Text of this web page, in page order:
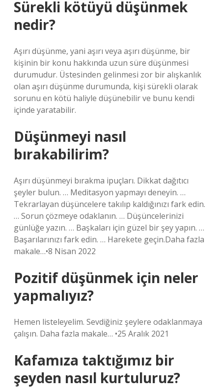
Sürekli kötüyü düşünmek
nedir?
Aşırı düşünme, yani aşırı veya aşırı düşünme, bir
kişinin bir konu hakkında uzun süre düşünmesi
durumudur. Üstesinden gelinmesi zor bir alışkanlık
olan aşırı düşünme durumunda, kişi sürekli olarak
sorunu en kötü haliyle düşünebilir ve bunu kendi
içinde yaratabilir.
Düşünmeyi nasıl
bırakabilirim?
Aşırı düşünmeyi bırakma ipuçları. Dikkat dağıtıcı
şeyler bulun. … Meditasyon yapmayı deneyin. …
Tekrarlayan düşüncelere takılıp kaldığınızı fark edin.
… Sorun çözmeye odaklanın. … Düşüncelerinizi
günlüğe yazın. … Başkaları için güzel bir şey yapın. …
Başarılarınızı fark edin. … Harekete geçin.Daha fazla
makale…•8 Nisan 2022
Pozitif düşünmek için neler
yapmalıyız?
Hemen listeleyelim. Sevdiğiniz şeylere odaklanmaya
çalışın. Daha fazla makale… •25 Aralık 2021
Kafamıza taktığımız bir
şeyden nasıl kurtuluruz?